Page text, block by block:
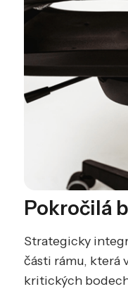
Pokročilá
Strategicky
části rámu, která
kritických